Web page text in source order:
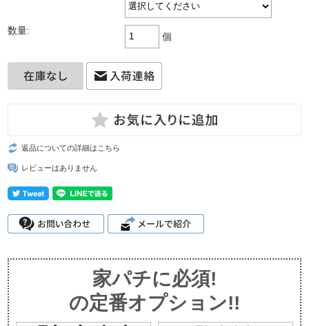
数量:
個
返品についての詳細はこちら
レビューはありません
家パチに必須!
の定番オプション!!